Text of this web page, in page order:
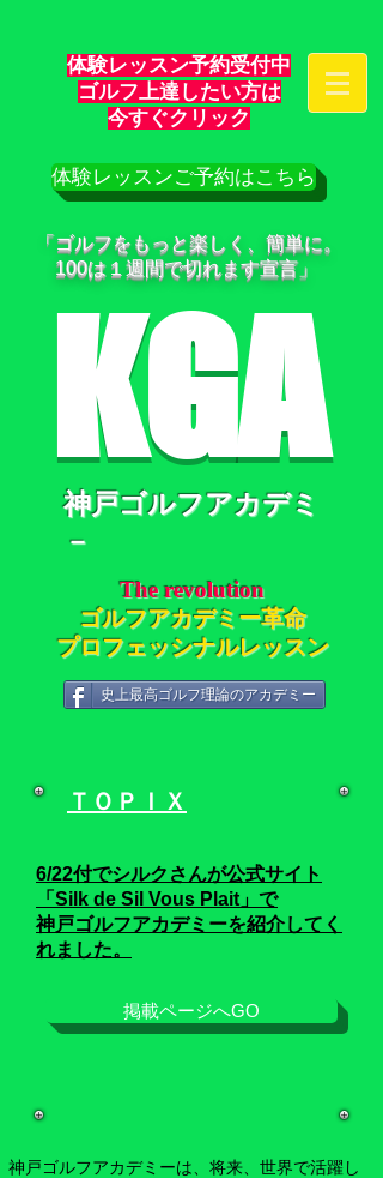
体験レッスン予約受付中
ゴルフ上達したい方は
​今すぐクリック
体験レッスンご予約はこちら
「ゴルフをもっと楽しく、簡単に。
100は１週間で切れます宣言」
KGA
神戸ゴルフアカデミ
－
The revolution
ゴルフアカデミー革命
プロフェッシナルレッスン
史上最高ゴルフ理論のアカデミー
ＴＯＰＩＸ
6/22付でシルクさんが公式サイト
「Silk de Sil Vous Plait」 で
神戸ゴルフアカデミーを紹介してく
れました。
掲載ページへGO
神戸ゴルフアカデミーは、将来、世界で活躍し